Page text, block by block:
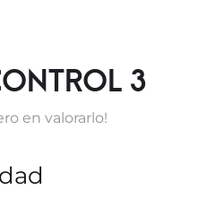
3
en valorarlo!